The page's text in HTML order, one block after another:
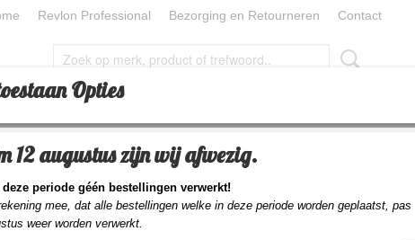
Revlon Professional Bezorging en Retourneren Contact
>Beauty Pillow Aubergine
Beauty Pillow Aubergine
Opties
12 augustus zijn wij afwezig.
periode géén bestellingen verwerkt!
mee, dat alle bestellingen welke in deze periode worden geplaatst, pas
weer worden verwerkt.